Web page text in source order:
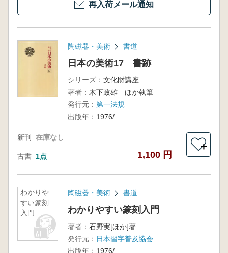
再入荷メール通知
陶磁器・美術 書道
日本の美術17 書跡
シリーズ： 文化財講座
著者： 木下政雄 ほか執筆
発行元： 第一法規
出版年： 1976/
新刊 在庫なし
古書 1点 1,100 円
＋
わかりや
すい篆刻
入門
陶磁器・美術 書道
わかりやすい篆刻入門
著者： 石野実[ほか]著
発行元： 日本習字普及協会
出版年： 1976/